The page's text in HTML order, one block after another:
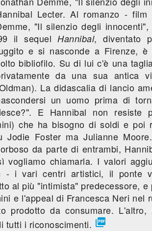
Lecter. Al romanzo -
"Il silenzio degli
il sequel Hannibal, diventato
e si nasconde a Firenze,
bibliofilo. Su di lui c'è una
da una sua antica
La didascalia di lancio
un uomo prima di
E Hannibal non
che ha bisogno di soldi e poi
Jodie Foster ma Julianne
da parte di entrambi,
vogliamo chiamarla. I valori
- i vari centri artistici, il ponte
al più "intimista" predecessore,
e l'appeal di Francesca Neri nel
prodotto da consumare. L'altro,
tutti i riconoscimenti. 